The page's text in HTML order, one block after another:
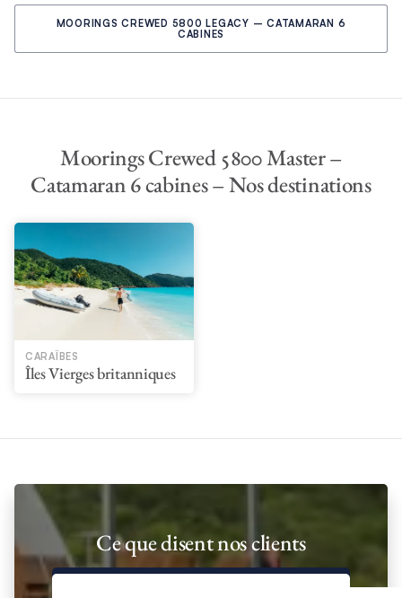
MOORINGS CREWED 5800 LEGACY – CATAMARAN 6
CABINES
Moorings Crewed 5800 Master –
Catamaran 6 cabines – Nos destinations
CARAÏBES
Îles Vierges britanniques
Ce que disent nos clients